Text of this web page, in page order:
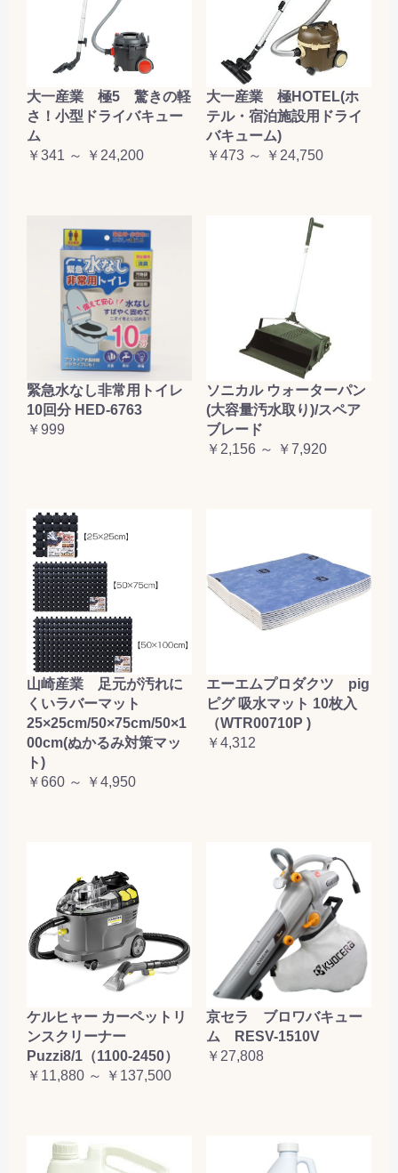
大一産業 極5 驚きの軽
さ！小型ドライバキュー
ム
￥341 ～ ￥24,200
大一産業 極HOTEL(ホ
テル・宿泊施設用ドライ
バキューム)
￥473 ～ ￥24,750
緊急水なし非常用トイレ
10回分 HED-6763
￥999
ソニカル ウォーターパン
(大容量汚水取り)/スペア
ブレード
￥2,156 ～ ￥7,920
山崎産業 足元が汚れに
くいラバーマット
25×25cm/50×75cm/50×1
00cm(ぬかるみ対策マッ
ト)
￥660 ～ ￥4,950
エーエムプロダクツ pig
ピグ 吸水マット 10枚入
（WTR00710P )
￥4,312
ケルヒャー カーペットリ
ンスクリーナー
Puzzi8/1（1100-2450）
￥11,880 ～ ￥137,500
京セラ ブロワバキュー
ム RESV-1510V
￥27,808